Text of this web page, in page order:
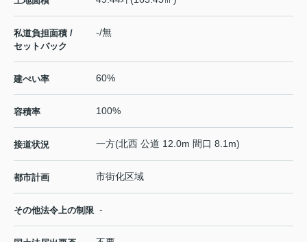
私道負担面積 /
セットバック
-/無
建ぺい率 60%
容積率 100%
接道状況 一方(北西 公道 12.0m 間口 8.1m)
都市計画 市街化区域
その他法令上の制限 -